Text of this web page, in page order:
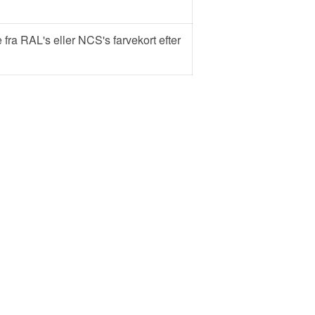
RAL's eller NCS's farvekort efter